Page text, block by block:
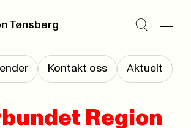
Tønsberg
Kontakt oss Aktuelt
Region